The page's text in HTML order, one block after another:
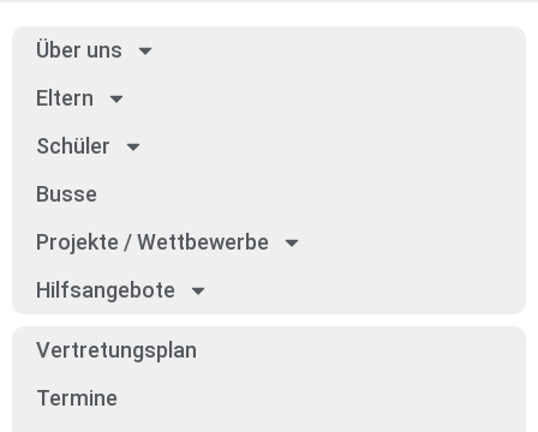
Über uns
Eltern
Schü­ler
Bus­se
Pro­jek­te / Wett­be­wer­be
Hilfs­an­ge­bo­te
Ver­tre­tungs­plan
Ter­mi­ne